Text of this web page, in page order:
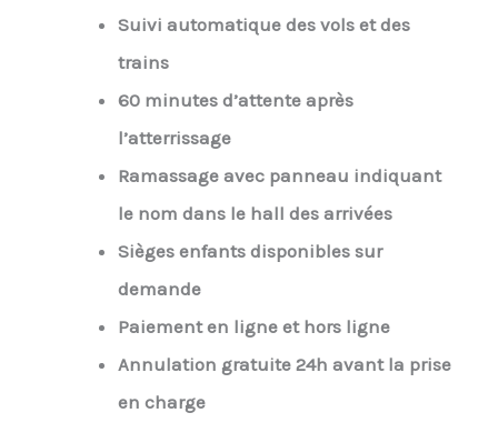
Suivi automatique des vols et des
trains
60 minutes d’attente après
l’atterrissage
Ramassage avec panneau indiquant
le nom dans le hall des arrivées
Sièges enfants disponibles sur
demande
Paiement en ligne et hors ligne
Annulation gratuite 24h avant la prise
en charge